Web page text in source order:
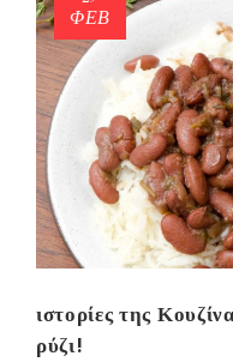
ΦΕΒ
ιστορίες της
ρύζι!